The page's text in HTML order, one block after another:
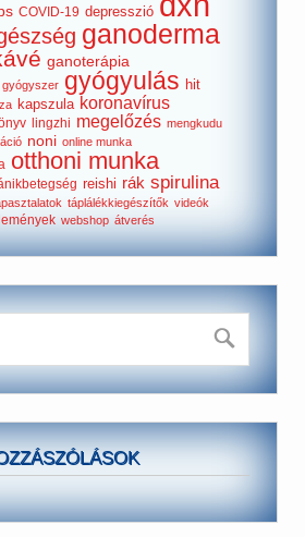
COVID-19 depresszió
ganoderma
ganoterápia
gyógyszer gyógyulás hit
kapszula koronavírus
lingzhi megelőzés mengkudu
noni online munka
otthoni munka
reishi rák spirulina
táplálékkiegészítők videók
webshop átverés